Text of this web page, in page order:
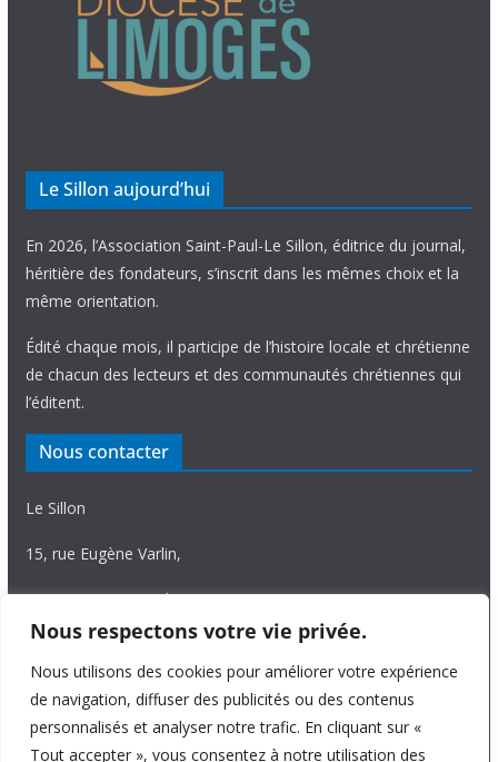
Nous respectons votre vie privée.
Nous utilisons des cookies pour améliorer votre expérience
de navigation, diffuser des publicités ou des contenus
personnalisés et analyser notre trafic. En cliquant sur «
Tout accepter », vous consentez à notre utilisation des
Le Sillon aujourd’hui
En 2026, l’Association Saint-Paul-Le Sillon, éditrice du journal,
héritière des fondateurs, s’inscrit dans les mêmes choix et la
même orientation.
Édité chaque mois, il participe de l’histoire locale et chrétienne
de chacun des lecteurs et des communautés chrétiennes qui
l’éditent.
Nous contacter
Le Sillon
15, rue Eugène Varlin,
87036 Limoges Cedex.
Tél. 05 55 06 14 15
Nous écrire